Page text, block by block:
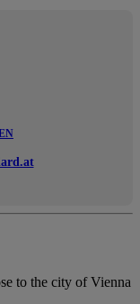
to the city of Vienna